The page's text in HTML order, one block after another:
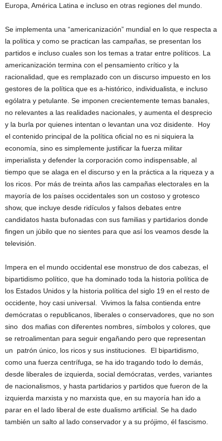
Europa, América Latina e incluso en otras regiones del mundo.
Se implementa una “americanización” mundial en lo que respecta a
la política y como se practican las campañas, se presentan los
partidos e incluso cuales son los temas a tratar entre políticos. La
americanización termina con el pensamiento crítico y la
racionalidad, que es remplazado con un discurso impuesto en los
gestores de la política que es a-histórico, individualista, e incluso
ególatra y petulante. Se imponen crecientemente temas banales,
no relevantes a las realidades nacionales, y aumenta el desprecio
y la burla por quienes intentan o levantan una voz disidente. Hoy
el contenido principal de la política oficial no es ni siquiera la
economía, sino es simplemente justificar la fuerza militar
imperialista y defender la corporación como indispensable, al
tiempo que se alaga en el discurso y en la práctica a la riqueza y a
los ricos. Por más de treinta años las campañas electorales en la
mayoría de los países occidentales son un costoso y grotesco
show, que incluye desde ridículos y falsos debates entre
candidatos hasta bufonadas con sus familias y partidarios donde
fingen un júbilo que no sientes para que así los veamos desde la
televisión.
Impera en el mundo occidental ese monstruo de dos cabezas, el
bipartidismo político, que ha dominado toda la historia política de
los Estados Unidos y la historia política del siglo 19 en el resto de
occidente, hoy casi universal. Vivimos la falsa contienda entre
demócratas o republicanos, liberales o conservadores, que no son
sino dos mafias con diferentes nombres, símbolos y colores, que
se retroalimentan para seguir engañando pero que representan
un patrón único, los ricos y sus instituciones. El bipartidismo,
como una fuerza centrífuga, se ha ido tragando todo lo demás,
desde liberales de izquierda, social demócratas, verdes, variantes
de nacionalismos, y hasta partidarios y partidos que fueron de la
izquierda marxista y no marxista que, en su mayoría han ido a
parar en el lado liberal de este dualismo artificial. Se ha dado
también un salto al lado conservador y a su prójimo, él fascismo.